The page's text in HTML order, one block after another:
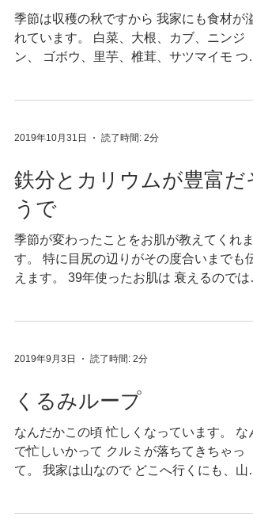
季節は収穫の秋ですから 我家にも食材が溢
れています。 白菜、大根、カブ、ニンジ
ン、 ゴボウ、里芋、椎茸、サツマイモ つ
豊作。...
2019年10月31日 読了時間: 2分
鉄分とカリウムが豊富だ
うで
季節が変わったことをお肌が教えてくれま
す。 特に目尻の辺りがその度合いまでも伝
えます。 39年使ったお肌は 衰えるのでは
す。 さて。...
2019年9月3日 読了時間: 2分
くるみループ
なんだかこの頃 忙しくなっています。 な
で忙しいかって クルミが落ちてきちゃっ
て。 我家は山なので どこへ行くにも、山